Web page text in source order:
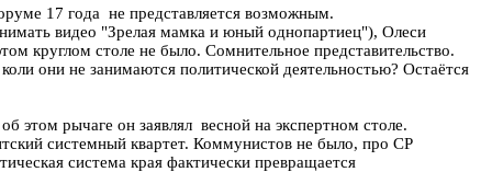
17 года не представляется возможным.
видео "Зрелая мамка и юный однопартиец"), Олеси
круглом столе не было. Сомнительное представительство.
они не занимаются политической деятельностью? Остаётся
этом рычаге он заявлял весной на экспертном столе.
системный квартет. Коммунистов не было, про СР
система края фактически превращается